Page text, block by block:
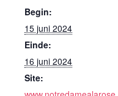
Begin:
15 juni 2024
Einde:
16 juni 2024
Site: